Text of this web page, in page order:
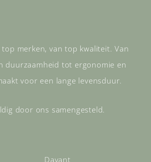
merken, van top kwaliteit. Van
duurzaamheid tot ergonomie en
voor een lange levensduur.
door ons samengesteld.
Davant